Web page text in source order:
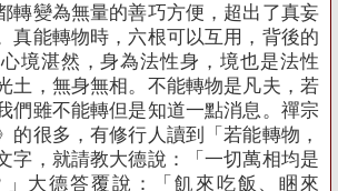
轉變為無量的善巧方便，超出了真妄
真能轉物時，六根可以互用，背後的
境湛然，身為法性身，境也是法性
土，無身無相。不能轉物是凡夫，若
們雖不能轉但是知道一點消息。禪宗
的很多，有修行人讀到「若能轉物，
字，就請教大德說：「一切萬相均是
大德答覆說：「飢來吃飯、睏來